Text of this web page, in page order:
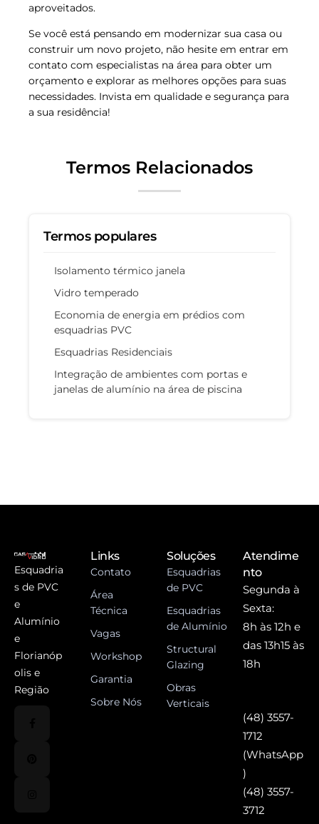
aproveitados.
Se você está pensando em modernizar sua casa ou
construir um novo projeto, não hesite em entrar em
contato com especialistas na área para obter um
orçamento e explorar as melhores opções para suas
necessidades. Invista em qualidade e segurança para
a sua residência!
Termos Relacionados
Termos populares
Isolamento térmico janela
Vidro temperado
Economia de energia em prédios com
esquadrias PVC
Esquadrias Residenciais
Integração de ambientes com portas e
janelas de alumínio na área de piscina
Esquadria
s de PVC
e
Alumínio
e
Florianóp
olis e
Região
Links
Contato
Área
Técnica
Vagas
Workshop
Garantia
Sobre Nós
Soluções
Esquadrias
de PVC
Esquadrias
de Alumínio
Structural
Glazing
Obras
Verticais
Atendime
nto
Segunda à
Sexta:
8h às 12h e
das 13h15 às
18h
(48) 3557-
1712
(WhatsApp
)
(48) 3557-
3712